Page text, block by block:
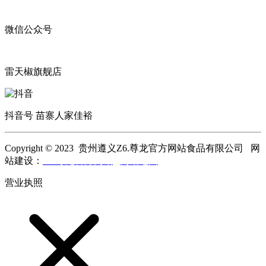
微信公众号
雷天椒旗舰店
抖音号 苗寨人家佳裕
Copyright © 2023 贵州遵义Z6.尊龙官方网站食品有限公司 网
站建设：
营业执照